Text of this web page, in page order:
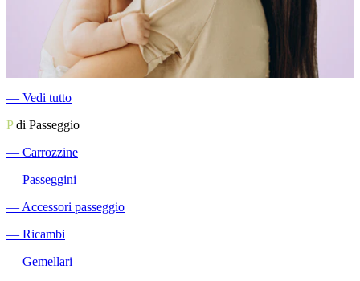
― Vedi tutto
Pdi Passeggio
― Carrozzine
― Passeggini
― Accessori passeggio
― Ricambi
― Gemellari